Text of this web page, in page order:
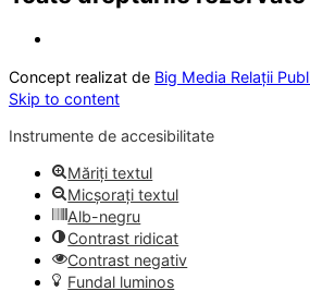
Concept realizat de Big Media Relații
Skip to content
Instrumente de accesibilitate
Măriți textul
Micșorați textul
Alb-negru
Contrast ridicat
Contrast negativ
Fundal luminos